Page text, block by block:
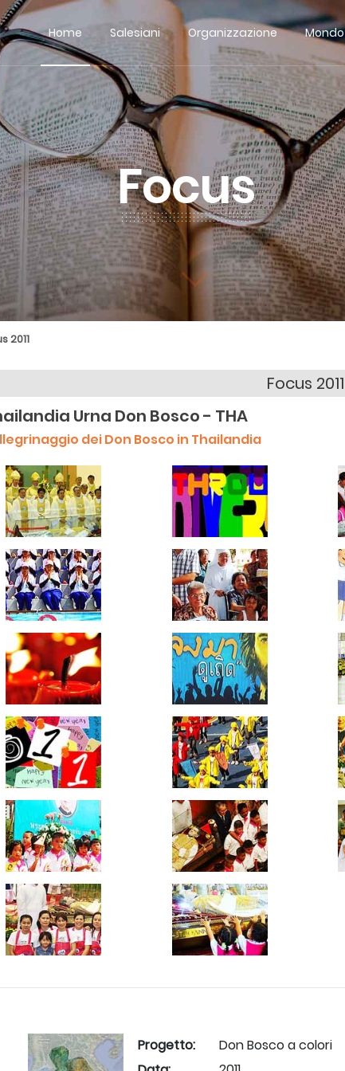
Home Salesiani Organizzazione Mondo
Focus
2011
Focus 2011
Urna Don Bosco - THA
dei Don Bosco in Thailandia
Progetto:
Don Bosco a colori